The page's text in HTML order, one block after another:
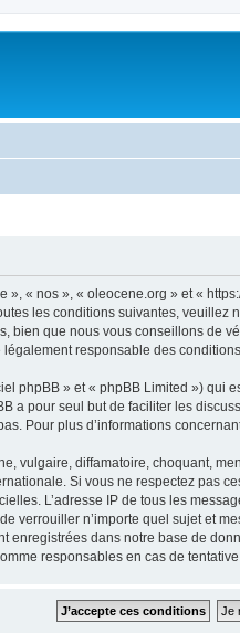
« nos », « oleocene.org » et «
les conditions suivantes,
bien que nous vous conseillons de
responsable des
phpBB » et « phpBB Limited ») qui
a pour seul but de faciliter les
Pour plus d’informations
vulgaire, diffamatoire, choquant,
Si vous ne respectez pas
L’adresse IP de tous les
verrouiller n’importe quel sujet et
dans notre base de
responsables en cas de